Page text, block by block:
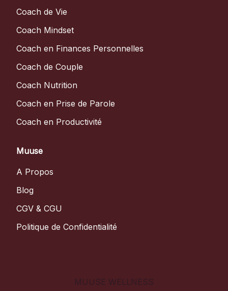
Coach de Vie
Coach Mindset
Coach en Finances Personnelles
Coach de Couple
Coach Nutrition
Coach en Prise de Parole
Coach en Productivité
Muuse
A Propos
Blog
CGV & CGU
Politique de Confidentialité
MUUSE WELLNESS